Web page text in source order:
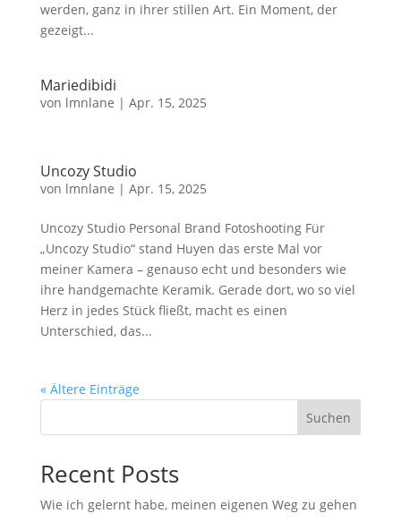
werden, ganz in ihrer stillen Art. Ein Moment, der
gezeigt...
Mariedibidi
von lmnlane | Apr. 15, 2025
Uncozy Studio
von lmnlane | Apr. 15, 2025
Uncozy Studio Personal Brand Fotoshooting Für
„Uncozy Studio“ stand Huyen das erste Mal vor
meiner Kamera – genauso echt und besonders wie
ihre handgemachte Keramik. Gerade dort, wo so viel
Herz in jedes Stück fließt, macht es einen
Unterschied, das...
« Ältere Einträge
Suchen
Recent Posts
Wie ich gelernt habe, meinen eigenen Weg zu gehen